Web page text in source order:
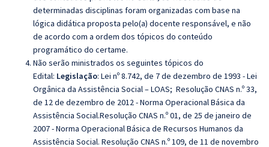
determinadas disciplinas foram organizadas com base na
lógica didática proposta pelo(a) docente responsável, e não
de acordo com a ordem dos tópicos do conteúdo
programático do certame.
Não serão ministrados os seguintes tópicos do
Edital: Legislação: Lei nº 8.742, de 7 de dezembro de 1993 - Lei
Orgânica da Assistência Social – LOAS; Resolução CNAS n.º 33,
de 12 de dezembro de 2012 - Norma Operacional Básica da
Assistência Social.Resolução CNAS n.º 01, de 25 de janeiro de
2007 - Norma Operacional Básica de Recursos Humanos da
Assistência Social. Resolução CNAS n.º 109, de 11 de novembro